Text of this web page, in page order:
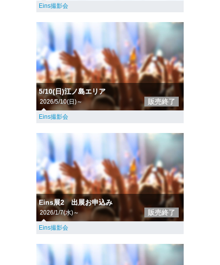
Eins撮影会
5/10(日)江ノ島エリア
2026/5/10(日)～ 販売終了
Eins撮影会
Eins展2 出展お申込み
2026/1/7(水)～ 販売終了
Eins撮影会